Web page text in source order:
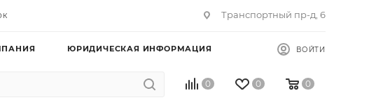
Транспортный пр-д, 6
ЮРИДИЧЕСКАЯ ИНФОРМАЦИЯ ВОЙТИ
0 0 0